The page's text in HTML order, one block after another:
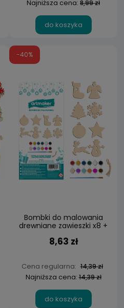
Najniższa cena: 8,99 zł
do koszyka
Bombki do malowania
drewniane zawieszki x8 +
8,63 zł
Cena regularna: 14,39 zł
Najniższa cena:14,39 zł
do koszyka
-40%